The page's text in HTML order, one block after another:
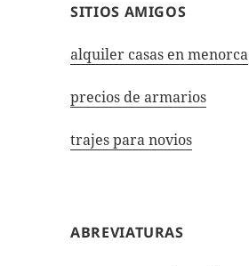
SITIOS AMIGOS
alquiler casas en menorca
precios de armarios
trajes para novios
ABREVIATURAS